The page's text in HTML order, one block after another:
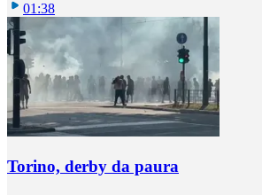
01:38
Torino, derby da paura